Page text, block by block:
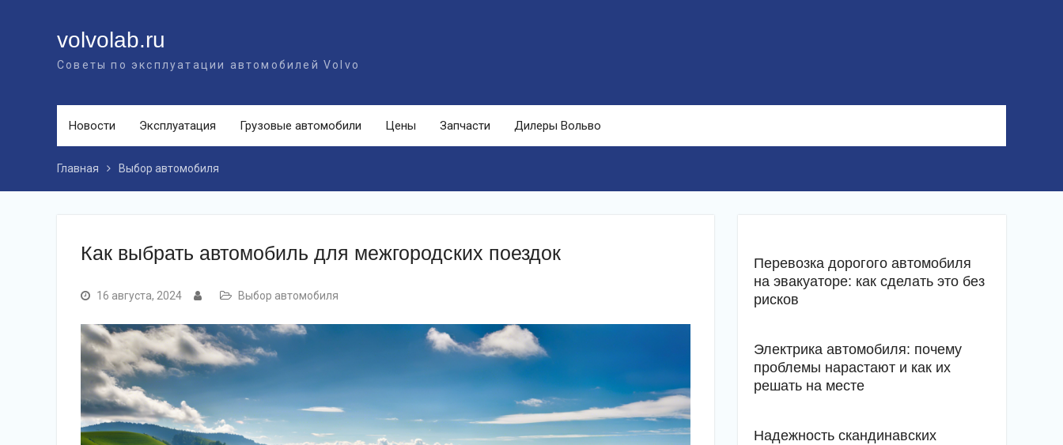
volvolab.ru
Советы по эксплуатации автомобилей Volvo
Новости Эксплуатация Грузовые автомобили Цены Запчасти Дилеры Вольво
Главная Выбор автомобиля
Как выбрать автомобиль для межгородских поездок
16 августа, 2024 Выбор автомобиля
Перевозка дорогого автомобиля
на эвакуаторе: как сделать это без
рисков
Электрика автомобиля: почему
проблемы нарастают и как их
решать на месте
Надежность скандинавских